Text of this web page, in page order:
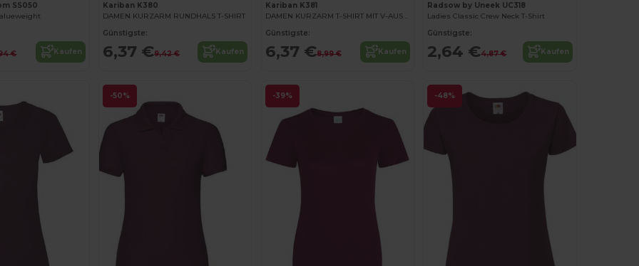
SS050
€ Kaufen
Kariban K380
DAMEN KURZARM RUNDHALS T-SHIRT
Günstigste:
6,37 €9,42 € Kaufen
Kariban K381
DAMEN KURZARM T-SHIRT MIT V-AUSSCHNITT
Günstigste:
6,37 €8,99 € Kaufen
Radsow by Uneek UC318
Ladies Classic Crew Neck T-Shirt
Günstigste:
2,64 €4,87 € Kaufen
-50% -39% -48%